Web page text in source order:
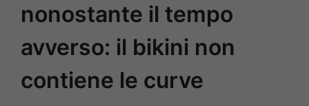
nonostante il tempo
avverso: il bikini non
contiene le curve